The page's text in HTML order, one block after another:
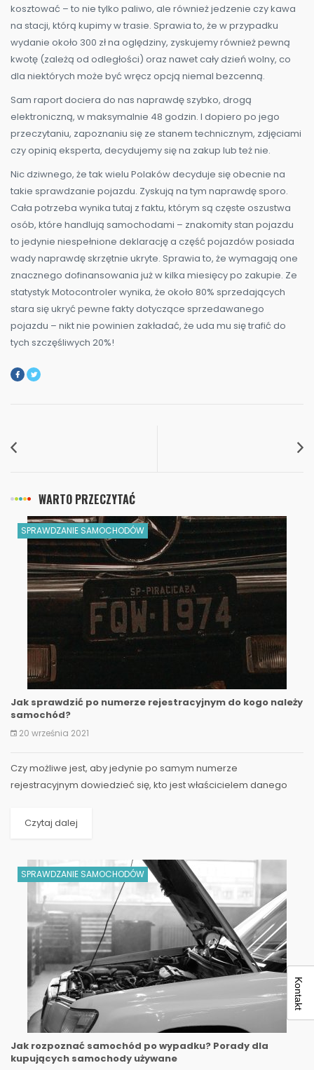
kosztować – to nie tylko paliwo, ale również jedzenie czy kawa
na stacji, którą kupimy w trasie. Sprawia to, że w przypadku
wydanie około 300 zł na oględziny, zyskujemy również pewną
kwotę (zależą od odległości) oraz nawet cały dzień wolny, co
dla niektórych może być wręcz opcją niemal bezcenną.
Sam raport dociera do nas naprawdę szybko, drogą
elektroniczną, w maksymalnie 48 godzin. I dopiero po jego
przeczytaniu, zapoznaniu się ze stanem technicznym, zdjęciami
czy opinią eksperta, decydujemy się na zakup lub też nie.
Nic dziwnego, że tak wielu Polaków decyduje się obecnie na
takie sprawdzanie pojazdu. Zyskują na tym naprawdę sporo.
Cała potrzeba wynika tutaj z faktu, którym są częste oszustwa
osób, które handlują samochodami – znakomity stan pojazdu
to jedynie niespełnione deklarację a część pojazdów posiada
wady naprawdę skrzętnie ukryte. Sprawia to, że wymagają one
znacznego dofinansowania już w kilka miesięcy po zakupie. Ze
statystyk Motocontroler wynika, że około 80% sprzedających
stara się ukryć pewne fakty dotyczące sprzedawanego
pojazdu – nikt nie powinien zakładać, że uda mu się trafić do
tych szczęśliwych 20%!
WARTO PRZECZYTAĆ
SPRAWDZANIE SAMOCHODÓW
Jak sprawdzić po numerze rejestracyjnym do kogo należy
samochód?
20 września 2021
​Czy możliwe jest, aby jedynie po samym numerze
rejestracyjnym dowiedzieć się, kto jest właścicielem danego
Czytaj dalej
SPRAWDZANIE SAMOCHODÓW
Jak rozpoznać samochód po wypadku? Porady dla
kupujących samochody używane
Kontakt